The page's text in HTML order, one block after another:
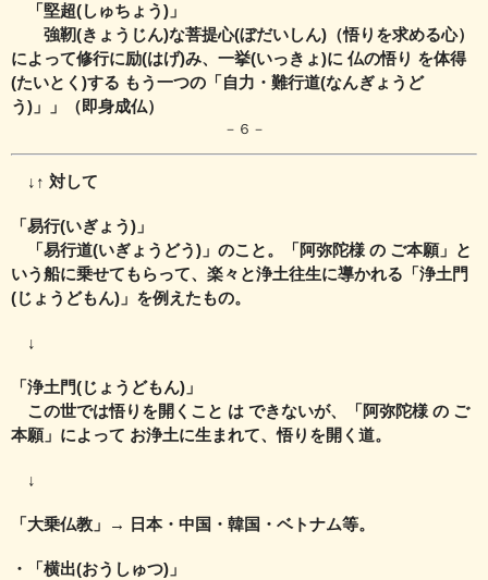
「堅超(しゅちょう)」
強靭(きょうじん)な菩提心(ぼだいしん)（悟りを求める心）
によって修行に励(はげ)み、 一挙(いっきょ)に 仏の悟り を体得
(たいとく)する もう一つの「自力・難行道(なんぎょうど
う)」」（即身成仏）
－６－
↓↑ 対して
「易行(いぎょう)」
「易行道(いぎょうどう)」のこと。「阿弥陀様 の ご本願」と
いう船に乗せてもらって、 楽々と浄土往生に導かれる「浄土門
(じょうどもん)」を例えたもの。
↓
「浄土門(じょうどもん)」
この世では悟りを開くこと は できないが、
「阿弥陀様 の ご
本願」によって お浄土に生まれて、悟りを開く道。
↓
「大乗仏教」→ 日本・中国・韓国・ベトナム等。
・「横出(おうしゅつ)」